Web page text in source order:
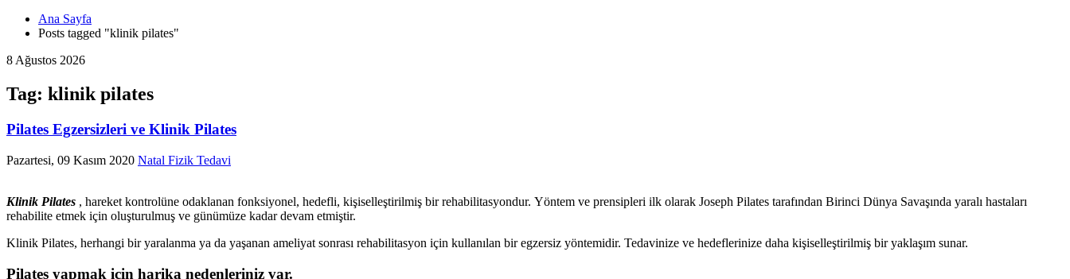
Ana Sayfa
Posts tagged "klinik pilates"
8 Ağustos 2026
Tag: klinik pilates
Pilates Egzersizleri ve Klinik Pilates
Pazartesi, 09 Kasım 2020 Natal Fizik Tedavi
Klinik Pilates , hareket kontrolüne odaklanan fonksiyonel, hedefli, kişiselleştirilmiş bir rehabilitasyondur. Yöntem ve prensipleri ilk olarak Joseph Pilates tarafından Birinci Dünya Savaşında yaralı hastaları
rehabilite etmek için oluşturulmuş ve günümüze kadar devam etmiştir.
Klinik Pilates, herhangi bir yaralanma ya da yaşanan ameliyat sonrası rehabilitasyon için kullanılan bir egzersiz yöntemidir. Tedavinize ve hedeflerinize daha kişiselleştirilmiş bir yaklaşım sunar.
Pilates yapmak için harika nedenleriniz var.